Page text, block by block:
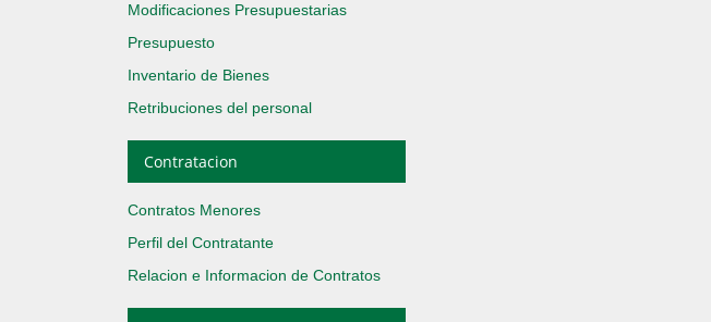
Modificaciones Presupuestarias
Presupuesto
Inventario de Bienes
Retribuciones del personal
Contratacion
Contratos Menores
Perfil del Contratante
Relacion e Informacion de Contratos